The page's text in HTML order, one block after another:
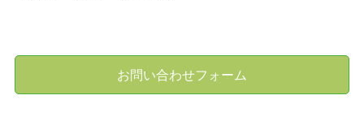
お問い合わせフォーム